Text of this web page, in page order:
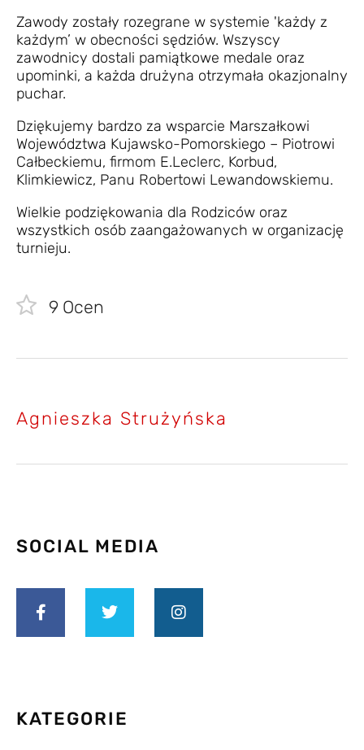
Zawody zostały rozegrane w systemie 'każdy z
każdym’ w obecności sędziów. Wszyscy
zawodnicy dostali pamiątkowe medale oraz
upominki, a każda drużyna otrzymała okazjonalny
puchar.
Dziękujemy bardzo za wsparcie Marszałkowi
Województwa Kujawsko-Pomorskiego – Piotrowi
Całbeckiemu, firmom E.Leclerc, Korbud,
Klimkiewicz, Panu Robertowi Lewandowskiemu.
Wielkie podziękowania dla Rodziców oraz
wszystkich osób zaangażowanych w organizację
turnieju.
9 Ocen
Agnieszka Strużyńska
SOCIAL MEDIA
KATEGORIE